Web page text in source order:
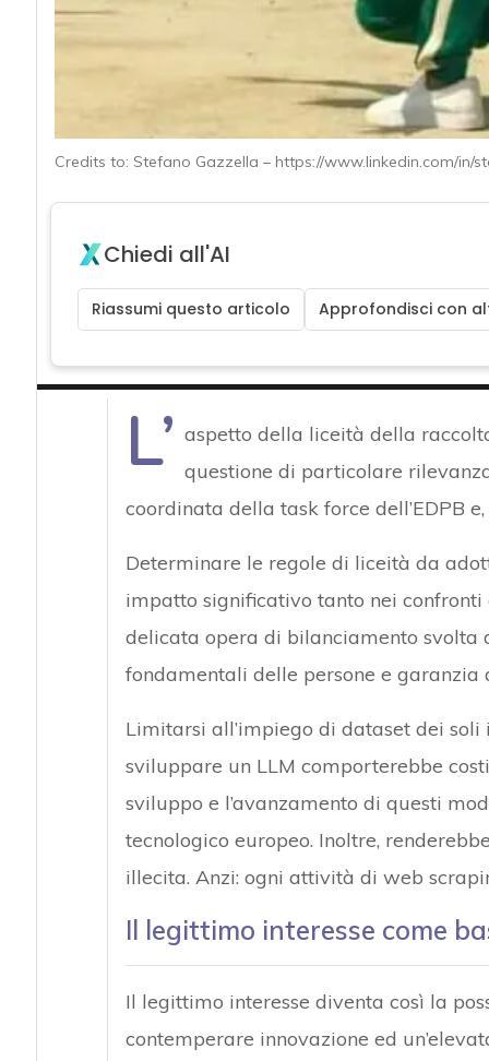
Credits to: Stefano Gazzella – https://www.linkedin.com/in/
Chiedi all'AI
Riassumi questo articolo Approfondisci con
L’ aspetto della liceità della
questione di particolare
coordinata della task force dell’EDPB
Determinare le regole di liceità da
impatto significativo tanto nei
delicata opera di bilanciamento svolta
fondamentali delle persone e
Limitarsi all’impiego di dataset dei soli
sviluppare un LLM comporterebbe
sviluppo e l’avanzamento di questi
tecnologico europeo. Inoltre,
illecita. Anzi: ogni attività di web
Il legittimo interesse come
Il legittimo interesse diventa così la
contemperare innovazione ed